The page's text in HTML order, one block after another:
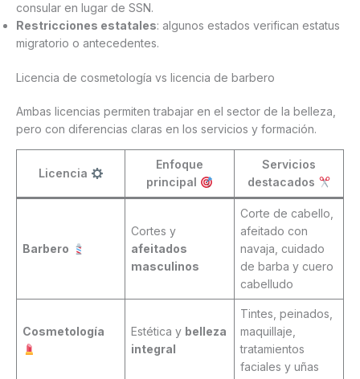
consular en lugar de SSN.
Restricciones estatales: algunos estados verifican estatus
migratorio o antecedentes.
Licencia de cosmetología vs licencia de barbero
Ambas licencias permiten trabajar en el sector de la belleza,
pero con diferencias claras en los servicios y formación.
Licencia
Enfoque
principal
Servicios
destacados
Barbero
Cortes y
afeitados
masculinos
Corte de cabello,
afeitado con
navaja, cuidado
de barba y cuero
cabelludo
Cosmetología Estética y belleza
integral
Tintes, peinados,
maquillaje,
tratamientos
faciales y uñas